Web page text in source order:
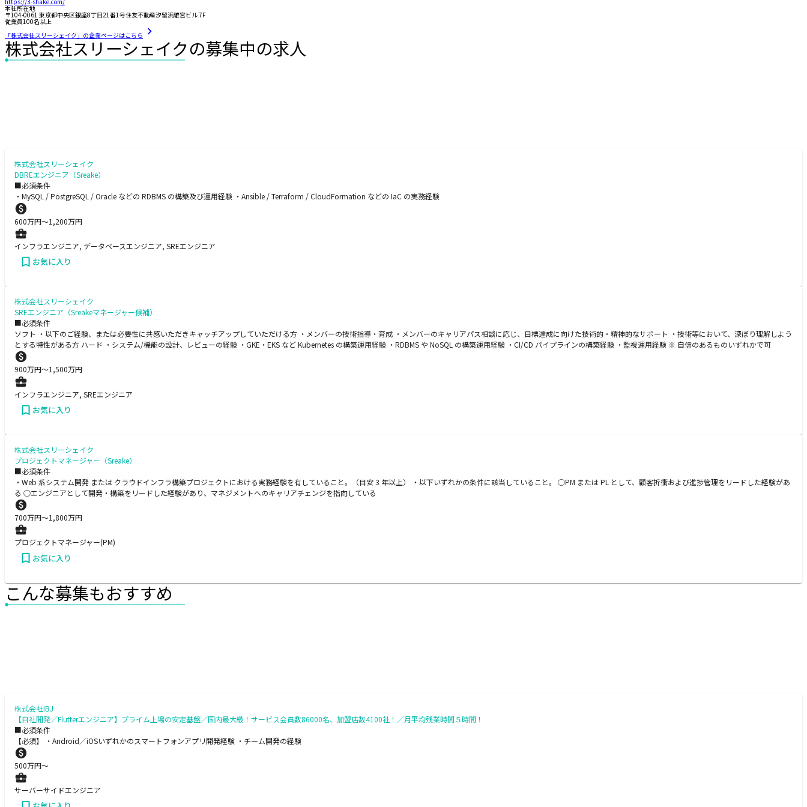
本社所在地
〒104-0061 東京都中央区銀座8丁目21番1号住友不動産汐留浜離宮ビル 7F
従業員100名以上
「株式会社スリーシェイク」の企業ページはこちら
株式会社スリーシェイクの募集中の求人
株式会社スリーシェイク
DBREエンジニア（Sreake）
■必須条件
・MySQL / PostgreSQL / Oracle などの RDBMS の構築及び運用経験 ・Ansible / Terraform / CloudFormation などの IaC の実務経験
600万円〜1,200万円
インフラエンジニア, データベースエンジニア, SREエンジニア
お気に入り
株式会社スリーシェイク
SREエンジニア（Sreakeマネージャー候補）
■必須条件
ソフト ・以下のご経験、または必要性に共感いただきキャッチアップしていただける方 ・メンバーの技術指導・育成 ・メンバーのキャリアパス相談に応じ、目標達成に向けた技術的・精神的なサポート ・技術等において、深ぼり理解しよう
とする特性がある方 ハード ・システム/機能の設計、レビューの経験 ・GKE・EKS など Kubernetes の構築運用経験 ・RDBMS や NoSQL の構築運用経験 ・CI/CD パイプラインの構築経験 ・監視運用経験 ※ 自信のあるものいずれかで可
900万円〜1,500万円
インフラエンジニア, SREエンジニア
お気に入り
株式会社スリーシェイク
プロジェクトマネージャー（Sreake）
■必須条件
・Web 系システム開発 または クラウドインフラ構築プロジェクトにおける実務経験を有していること。（目安 3 年以上） ・以下いずれかの条件に該当していること。 ○PM または PL として、顧客折衝および進捗管理をリードした経験があ
る ○エンジニアとして開発・構築をリードした経験があり、マネジメントへのキャリアチェンジを指向している
700万円〜1,800万円
プロジェクトマネージャー(PM)
お気に入り
こんな募集もおすすめ
株式会社IBJ
【自社開発／Flutterエンジニア】プライム上場の安定基盤／国内最大級！サービス会員数86000名、加盟店数4100社！／月平均残業時間５時間！
■必須条件
【必須】 ・Android／iOSいずれかのスマートフォンアプリ開発経験 ・チーム開発の経験
500万円〜
サーバーサイドエンジニア